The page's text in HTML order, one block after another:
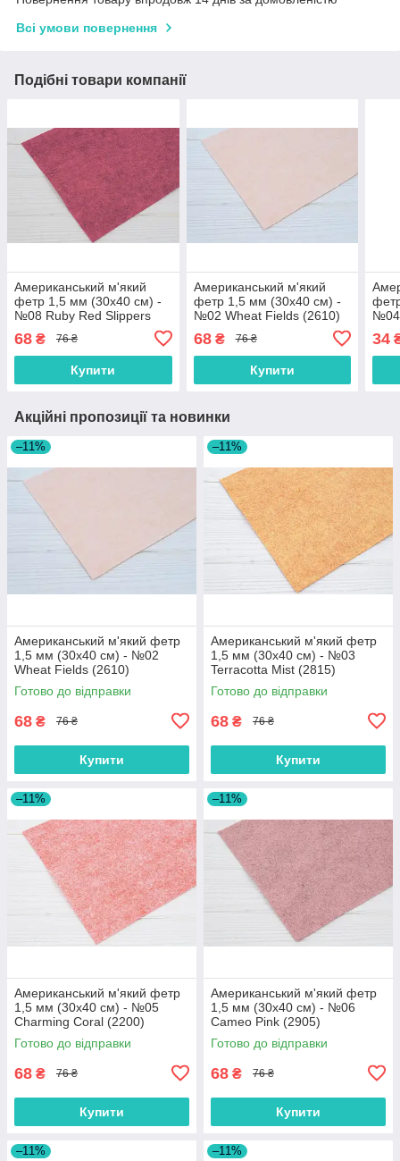
Всі умови повернення
Подібні товари компанії
Американський м'який
фетр 1,5 мм (30х40 см) -
№08 Ruby Red Slippers
68 ₴ 76 ₴
Купити
Американський м'який
фетр 1,5 мм (30х40 см) -
№02 Wheat Fields (2610)
68₴ 76 ₴
Купити
№04
34
Акційні пропозиції та новинки
–11%
Американський м'який фетр
1,5 мм (30х40 см) - №02
Wheat Fields (2610)
Готово до відправки
68 ₴ 76 ₴
Купити
–11%
Американський м'який фетр
1,5 мм (30х40 см) - №03
Terracotta Mist (2815)
Готово до відправки
68 ₴ 76 ₴
Купити
–11%
Американський м'який фетр
1,5 мм (30х40 см) - №05
Charming Coral (2200)
Готово до відправки
68 ₴ 76 ₴
Купити
–11%
Американський м'який фетр
1,5 мм (30х40 см) - №06
Cameo Pink (2905)
Готово до відправки
68 ₴ 76 ₴
Купити
–11% –11%